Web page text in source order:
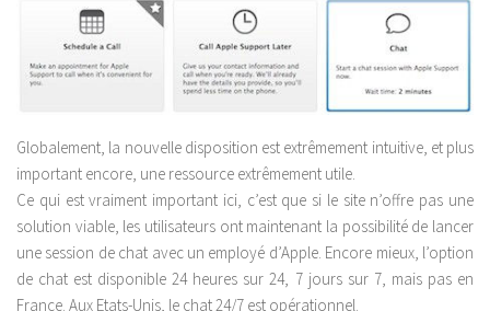
Globalement, la nouvelle disposition est extrêmement intuitive, et plus
important encore, une ressource extrêmement utile.
Ce qui est vraiment important ici, c’est que si le site n’offre pas une
solution viable, les utilisateurs ont maintenant la possibilité de lancer
une session de chat avec un employé d’Apple. Encore mieux, l’option
de chat est disponible 24 heures sur 24, 7 jours sur 7, mais pas en
France. Aux Etats-Unis, le chat 24/7 est opérationnel.